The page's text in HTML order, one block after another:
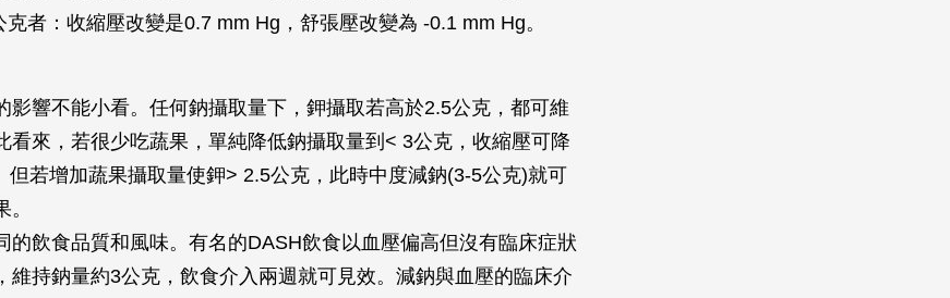
者：收縮壓改變是0.7 mm Hg，舒張壓改變為 -0.1 mm Hg。
影響不能小看。任何鈉攝取量下，鉀攝取若高於2.5公克，都可維
看來，若很少吃蔬果，單純降低鈉攝取量到< 3公克，收縮壓可降
但若增加蔬果攝取量使鉀> 2.5公克，此時中度減鈉(3-5公克)就可
的飲食品質和風味。有名的DASH飲食以血壓偏高但沒有臨床症狀
維持鈉量約3公克，飲食介入兩週就可見效。減鈉與血壓的臨床介